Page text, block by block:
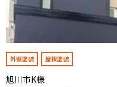
外壁塗装 屋根塗装
旭川市K様